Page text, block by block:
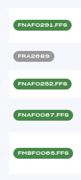
FNAF0291.FFS
FRA2689
FNAF0252.FFS
FNAF0067.FFS
FMBF0065.FFS